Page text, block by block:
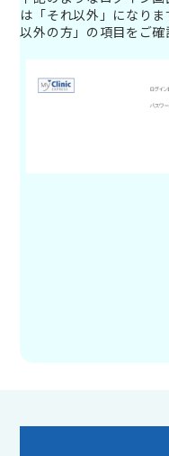
は「それ以外」になり
以外の方」の項目をご確